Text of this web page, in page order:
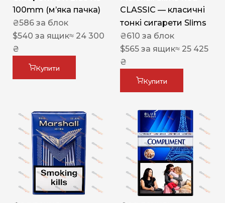
100mm (м’яка пачка)
₴586 за блок
$540 за ящик≈ 24 300
₴
Купити
CLASSIC — класичні
тонкі сигарети Slims
₴610 за блок
$565 за ящик≈ 25 425
₴
Купити